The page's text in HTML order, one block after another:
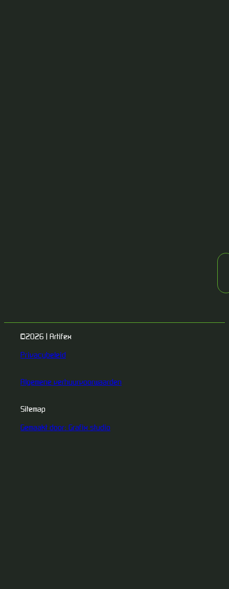
©2026 | Artifex
Privacybeleid
Algemene verhuurvoorwaarden
Sitemap
Gemaakt door: Grafix studio